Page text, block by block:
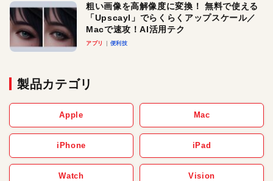
粗い画像を高解像度に変換！ 無料で使える
「Upscayl」でらくらくアップスケール／
Macで速攻！AI活用テク
アプリ 便利技
製品カテゴリ
Apple Mac
iPhone iPad
Watch Vision